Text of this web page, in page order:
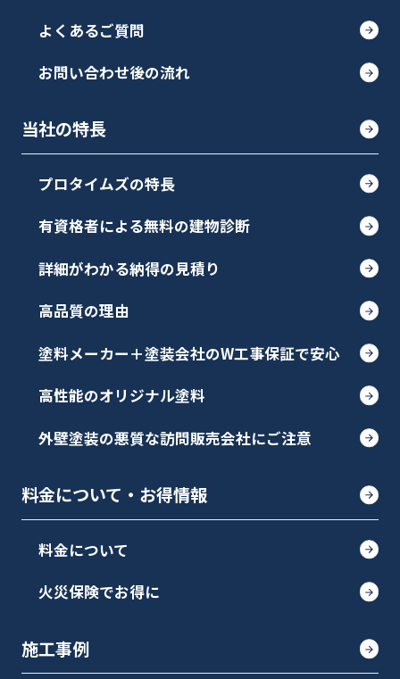
よくあるご質問
お問い合わせ後の流れ
当社の特長
プロタイムズの特長
有資格者による無料の建物診断
詳細がわかる納得の見積り
高品質の理由
塗料メーカー＋塗装会社のW工事保証で安心
高性能のオリジナル塗料
外壁塗装の悪質な訪問販売会社にご注意
料金について・お得情報
料金について
火災保険でお得に
施工事例